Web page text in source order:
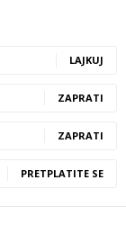
LAJKUJ
ZAPRATI
ZAPRATI
PRETPLATITE SE